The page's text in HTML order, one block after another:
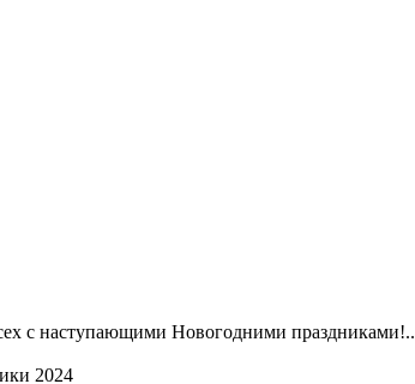
с наступающими Новогодними праздниками!..